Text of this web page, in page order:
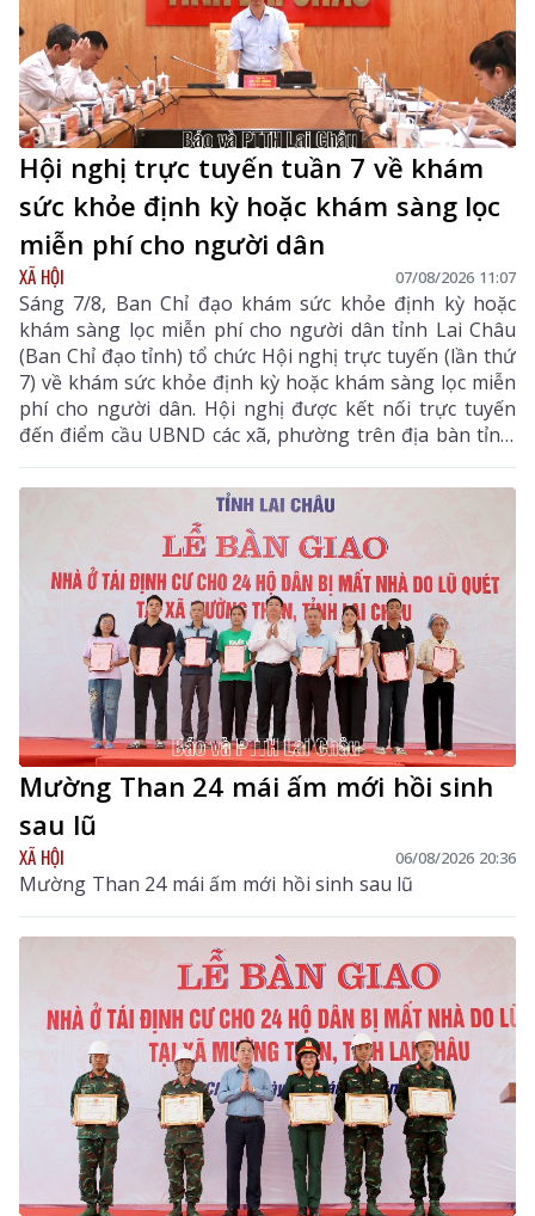
Hội nghị trực tuyến tuần 7 về khám
sức khỏe định kỳ hoặc khám sàng lọc
miễn phí cho người dân
XÃ HỘI 07/08/2026 11:07
Sáng 7/8, Ban Chỉ đạo khám sức khỏe định kỳ hoặc
khám sàng lọc miễn phí cho người dân tỉnh Lai Châu
(Ban Chỉ đạo tỉnh) tổ chức Hội nghị trực tuyến (lần thứ
7) về khám sức khỏe định kỳ hoặc khám sàng lọc miễn
phí cho người dân. Hội nghị được kết nối trực tuyến
đến điểm cầu UBND các xã, phường trên địa bàn tỉnh.
Đồng chí Bùi Tiến Thanh – Tỉnh ủy viên, Giám đốc Sở
Y tế, Phó Trưởng Ban chỉ đạo tỉnh chủ trì hội nghị. Dự
hội nghị còn có các đồng chí thành viên Ban Chỉ đạo
Mường Than 24 mái ấm mới hồi sinh
sau lũ
XÃ HỘI 06/08/2026 20:36
Mường Than 24 mái ấm mới hồi sinh sau lũ